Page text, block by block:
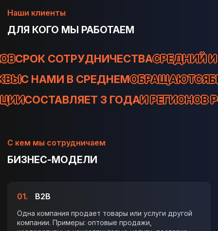
Наши клиенты
ДЛЯ КОГО МЫ РАБОТАЕМ
ЗАКАЗЧИКОВСРОК СОТРУДНИЧЕСТВА
ОБРАЩАЮТСЯБИЗНЕС ИЗ
РЕКОМЕНДАЦИИ СОСТАВЛЯЕТ 3
C кем мы сотрудничаем
БИЗНЕС-МОДЕЛИ
01. B2B
Одна компания продает товары или услуги другой
компании. Примеры: оптовые продажи,